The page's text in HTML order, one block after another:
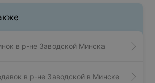
в р-не Заводской Минска
в р-не Заводской в Минске